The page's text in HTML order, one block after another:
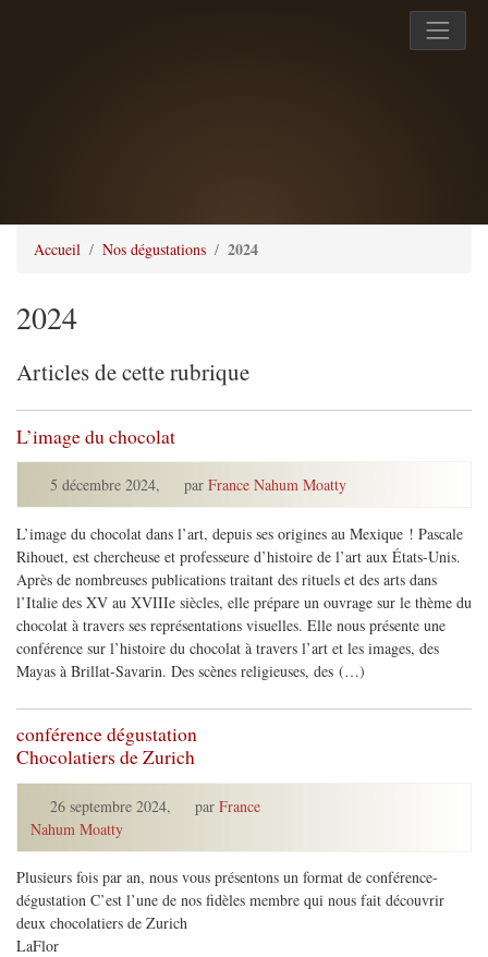
Accueil Nos dégustations 2024
2024
Articles de cette rubrique
L’image du chocolat
5 décembre 2024, par France Nahum Moatty
L’image du chocolat dans l’art, depuis ses origines au Mexique ! Pascale
Rihouet, est chercheuse et professeure d’histoire de l’art aux États-Unis.
Après de nombreuses publications traitant des rituels et des arts dans
l’Italie des XV au XVIIIe siècles, elle prépare un ouvrage sur le thème du
chocolat à travers ses représentations visuelles. Elle nous présente une
conférence sur l’histoire du chocolat à travers l’art et les images, des
Mayas à Brillat-Savarin. Des scènes religieuses, des (…)
conférence dégustation
Chocolatiers de Zurich
26 septembre 2024, par France
Nahum Moatty
Plusieurs fois par an, nous vous présentons un format de conférence-
dégustation C’est l’une de nos fidèles membre qui nous fait découvrir
deux chocolatiers de Zurich
LaFlor